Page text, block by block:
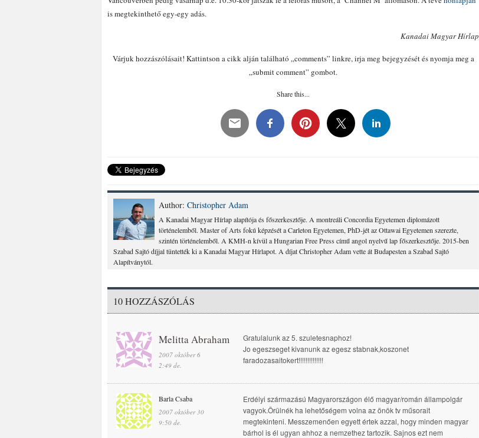
is megtekinthető egy-egy adás.
Kanadai Magyar Hírlap
Várjuk hozzászólásait! Kattintson a cikk alján található „comments” linkre, irja meg bejegyzését és nyomja meg a
„submit comment” gombot.
Share this...
Author: Christopher Adam
A Kanadai Magyar Hírlap alapítója és főszerkesztője. A montreáli Concordia Egyetemen diplomázott
történelemből. Master of Arts fokú képzését a Carleton Egyetemen, PhD-jét az Ottawai Egyetemen szerezte,
szintén történelemből. A KMH-n kívül a Hungarian Free Press című angol nyelvű lap főszerkesztője. 2015-ben
Szabad Sajtó díjjal tüntették ki a Kanadai Magyar Hírlapot. A díjat Christopher Adam vette át Budapesten a Szabad Sajtó
Alapítványtól.
10 HOZZÁSZÓLÁS
Melitta Abraham
2007 október 6
2:49 de.
Gratulalunk az 5. szuletesnaphoz!
Jo egeszseget kivanunk az egesz stabnak,koszonet
faradozasaitokert!!!!!!!!!!!!!!
Barla Csaba
2007 október 30
9:50 de.
Erdélyi származású Magyarországon élő magyar/román állampolgár
vagyok.Örülnék ha lehetőségem volna az önök tv műsorait
megtekinteni. Messzemenően egyett értek azzal, hogy minden magyar
bárhol is él ugyan ahhoz a nemzethez tartozik. Sajnos ezt nem